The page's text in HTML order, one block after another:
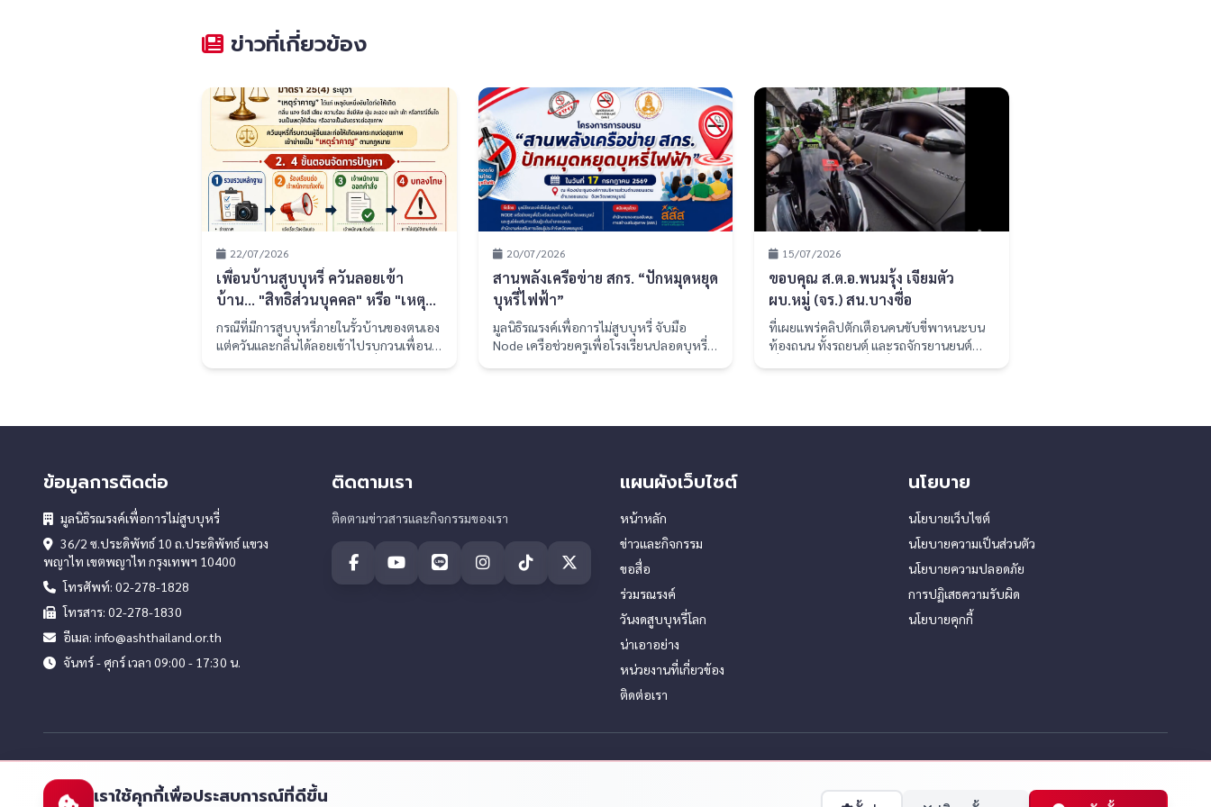
ข่าวที่เกี่ยวข้อง
22/07/2026
เพื่อนบ้านสูบบุหรี่ ควันลอยเข้า
บ้าน... "สิทธิส่วนบุคคล" หรือ "เหตุ
รำคาญ" จัดการอย่างไรตามกฎหมาย
กรณีที่มีการสูบบุหรี่ภายในรั้วบ้านของตนเอง
แต่ควันและกลิ่นได้ลอยเข้าไปรบกวนเพื่อน
20/07/2026
สานพลังเครือข่าย สกร. “ปักหมุดหยุด
บุหรี่ไฟฟ้า”
มูลนิธิรณรงค์เพื่อการไม่สูบบุหรี่ จับมือ
Node เครือช่วยครูเพื่อโรงเรียนปลอดบุหรี่
15/07/2026
ขอบคุณ ส.ต.อ.พนมรุ้ง เจียมตัว
ผบ.หมู่ (จร.) สน.บางซื่อ
ที่เผยแพร่คลิปตักเตือนคนขับขี่พาหนะบน
ท้องถนน ทั้งรถยนต์ และรถจักรยานยนต์
ข้อมูลการติดต่อ
มูลนิธิรณรงค์เพื่อการไม่สูบบุหรี่
36/2 ซ.ประดิพัทธ์ 10 ถ.ประดิพัทธ์ แขวง
พญาไท เขตพญาไท กรุงเทพฯ 10400
โทรศัพท์: 02-278-1828
โทรสาร: 02-278-1830
อีเมล: info@ashthailand.or.th
จันทร์ - ศุกร์ เวลา 09:00 - 17:30 น.
ติดตามเรา
ติดตามข่าวสารและกิจกรรมของเรา
แผนผังเว็บไซต์
หน้าหลัก
ข่าวและกิจกรรม
ขอสื่อ
ร่วมรณรงค์
วันงดสูบบุหรี่โลก
น่าเอาอย่าง
หน่วยงานที่เกี่ยวข้อง
ติดต่อเรา
นโยบาย
นโยบายเว็บไซต์
นโยบายความเป็นส่วนตัว
นโยบายความปลอดภัย
การปฏิเสธความรับผิด
นโยบายคุกกี้
เราใช้คุกกี้เพื่อประสบการณ์ที่ดีขึ้น